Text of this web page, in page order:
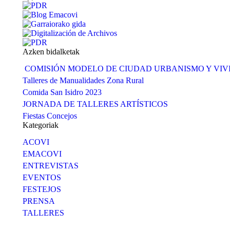
Azken bidalketak
COMISIÓN MODELO DE CIUDAD URBANISMO Y
Talleres de Manualidades Zona Rural
Comida San Isidro 2023
JORNADA DE TALLERES ARTÍSTICOS
Fiestas Concejos
Kategoriak
ACOVI
EMACOVI
ENTREVISTAS
EVENTOS
FESTEJOS
PRENSA
TALLERES